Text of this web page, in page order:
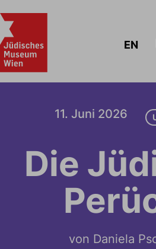
EN
11. Juni 2026
Die
von Daniela